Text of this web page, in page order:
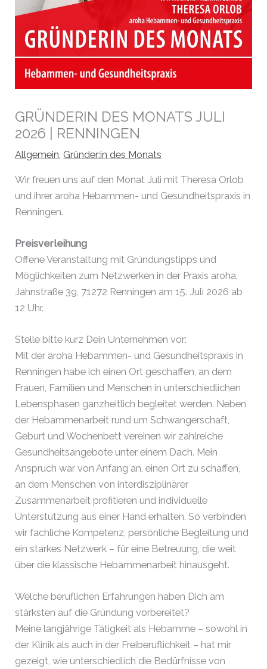
GRÜNDERIN DES MONATS JULI
2026 | RENNINGEN
Allgemein, Gründer:in des Monats
Wir freuen uns auf den Monat Juli mit Theresa Orlob
und ihrer aroha Hebammen- und Gesundheitspraxis in
Renningen.
Preisverleihung
Offene Veranstaltung mit Gründungstipps und
Möglichkeiten zum Netzwerken in der Praxis aroha,
Jahnstraße 39, 71272 Renningen am 15. Juli 2026 ab
12 Uhr.
Stelle bitte kurz Dein Unternehmen vor:
Mit der aroha Hebammen- und Gesundheitspraxis in
Renningen habe ich einen Ort geschaffen, an dem
Frauen, Familien und Menschen in unterschiedlichen
Lebensphasen ganzheitlich begleitet werden. Neben
der Hebammenarbeit rund um Schwangerschaft,
Geburt und Wochenbett vereinen wir zahlreiche
Gesundheitsangebote unter einem Dach. Mein
Anspruch war von Anfang an, einen Ort zu schaffen,
an dem Menschen von interdisziplinärer
Zusammenarbeit profitieren und individuelle
Unterstützung aus einer Hand erhalten. So verbinden
wir fachliche Kompetenz, persönliche Begleitung und
ein starkes Netzwerk – für eine Betreuung, die weit
über die klassische Hebammenarbeit hinausgeht.
Welche beruflichen Erfahrungen haben Dich am
stärksten auf die Gründung vorbereitet?
Meine langjährige Tätigkeit als Hebamme – sowohl in
der Klinik als auch in der Freiberuflichkeit – hat mir
gezeigt, wie unterschiedlich die Bedürfnisse von